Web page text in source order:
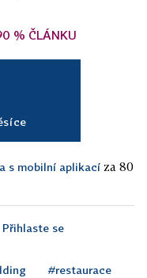
% ČLÁNKU
s mobilní aplikací za 80
Přihlaste se
#restaurace